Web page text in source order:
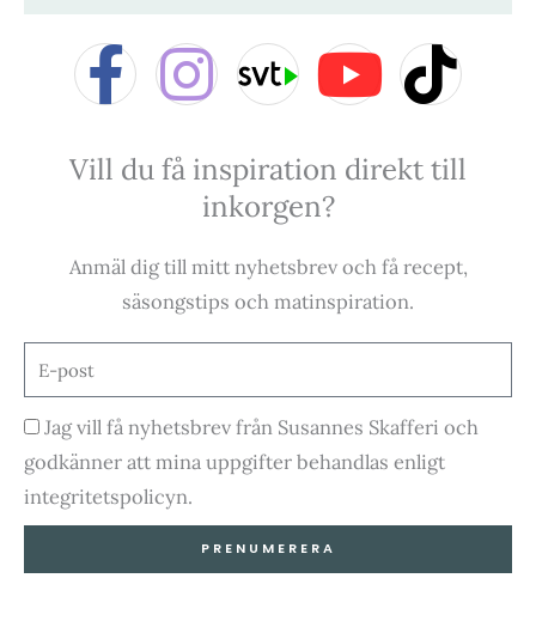
F
c
e
b
o
k
-
I
s
t
a
r
a
m
Y
u
t
u
e
T
k
t
Vill du få inspiration direkt till
inkorgen?
Anmäl dig till mitt nyhetsbrev och få recept,
säsongstips och matinspiration.
E-
post
Godkännande
Jag vill få nyhetsbrev från Susannes Skafferi och
godkänner att mina uppgifter behandlas enligt
integritetspolicyn.
PRENUMERERA